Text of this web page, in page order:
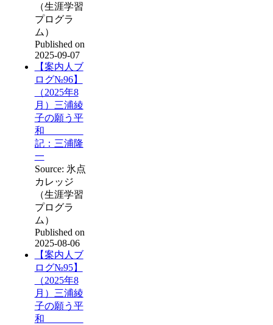
（生涯学習
プログラ
ム）
Published on
2025-09-07
【案内人ブ
ログ№96】
（2025年8
月）三浦綾
子の願う平
和
記：三浦隆
一
Source: 氷点
カレッジ
（生涯学習
プログラ
ム）
Published on
2025-08-06
【案内人ブ
ログ№95】
（2025年8
月）三浦綾
子の願う平
和